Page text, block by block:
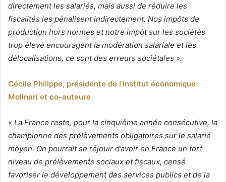
directement les salariés, mais aussi de réduire les
fiscalités les pénalisent indirectement. Nos impôts de
production hors normes et notre impôt sur les sociétés
trop élevé encouragent la modération salariale et les
délocalisations, ce sont des erreurs sociétales ».
Cécile Philippe, présidente de l’Institut économique
Molinari et co-auteure
« La France reste, pour la cinquième année consécutive, la
championne des prélèvements obligatoires sur le salarié
moyen. On pourrait se réjouir d’avoir en France un fort
niveau de prélèvements sociaux et fiscaux, censé
favoriser le développement des services publics et de la